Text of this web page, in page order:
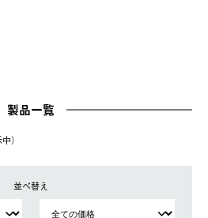
製品一覧
）
並べ替え